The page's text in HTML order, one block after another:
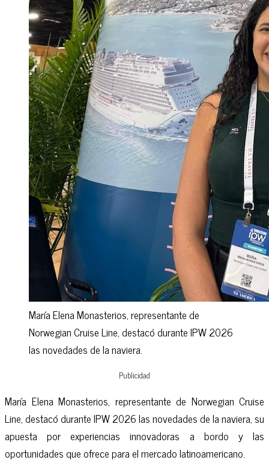
María Elena Monasterios, representante de
Norwegian Cruise Line, destacó durante IPW 2026
las novedades de la naviera.
Publicidad
María Elena Monasterios, representante de Norwegian Cruise
Line, destacó durante IPW 2026 las novedades de la naviera, su
apuesta por experiencias innovadoras a bordo y las
oportunidades que ofrece para el mercado latinoamericano.